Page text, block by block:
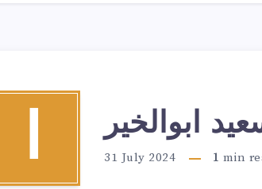
ا ابو‌الخير
31 July 2024 1 min